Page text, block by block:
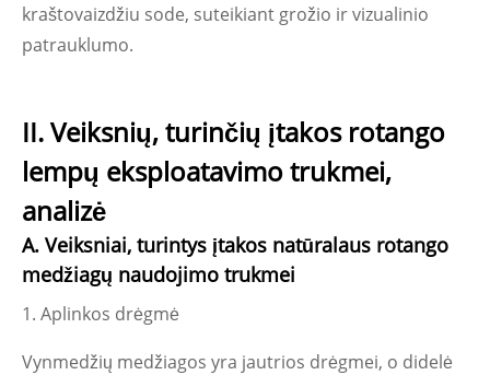
kraštovaizdžiu sode, suteikiant grožio ir vizualinio
patrauklumo.
II. Veiksnių, turinčių įtakos rotango
lempų eksploatavimo trukmei,
analizė
A. Veiksniai, turintys įtakos natūralaus rotango
medžiagų naudojimo trukmei
1. Aplinkos drėgmė
Vynmedžių medžiagos yra jautrios drėgmei, o didelė